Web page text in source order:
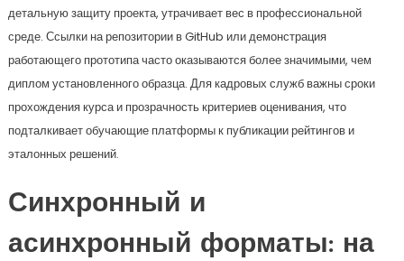
детальную защиту проекта, утрачивает вес в профессиональной
среде. Ссылки на репозитории в GitHub или демонстрация
работающего прототипа часто оказываются более значимыми, чем
диплом установленного образца. Для кадровых служб важны сроки
прохождения курса и прозрачность критериев оценивания, что
подталкивает обучающие платформы к публикации рейтингов и
эталонных решений.
Синхронный и
асинхронный форматы: на